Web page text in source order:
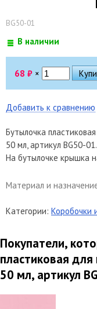
BG50-01
В наличии
68 ₽ ×
Добавить к сравнению
Бутылочка
50 мл, артикул BG50-01.
На бутылочке крышка
Материал и
Категории: Коробочки
Покупатели,
пластиковая
50 мл, артикул